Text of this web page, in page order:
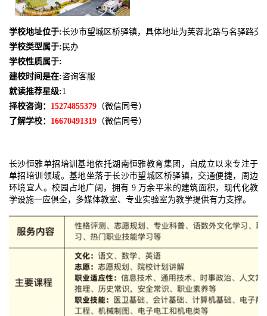
学校地址位于:长沙市望城区桥驿镇，具体地址为芙蓉北路与名驿路交
学校类型属于: 民办
学校性质属于:
建校时间是在:咨询客服
就读推荐星级:1
择校咨询： 15274855379 （微信同号）
了解学校： 16670491319 （微信同号）
长沙恒雅单招培训基地依托湖南恒雅教育集团，自成立以来专注于
单招培训领域。基地坐落于长沙市望城区桥驿镇，交通便捷，周边
环境宜人。校园占地广阔，拥有 9 万余平米的建筑面积，现代化教
学设施一应俱全，多媒体教室、专业实验室为教学提供有力支撑。​